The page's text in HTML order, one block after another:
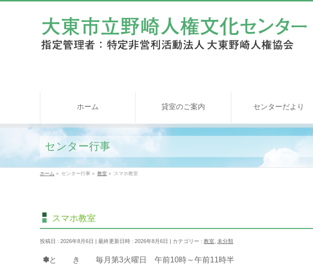
ホーム 貸室のご案内 センターだより
センター行事
ホーム » センター行事 » 教室 » スマホ教室
スマホ教室
投稿日 : 2026年8月6日 最終更新日時 : 2026年8月6日 カテゴリー : 教室 未分類
✽と き 毎月第3火曜日 午前10時～午前11時半